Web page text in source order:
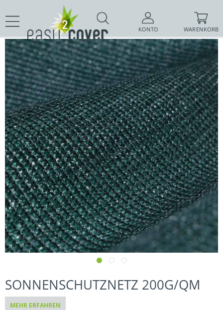
KONTO WARENKORB
SONNENSCHUTZNETZ 200G/QM
MEHR ERFAHREN